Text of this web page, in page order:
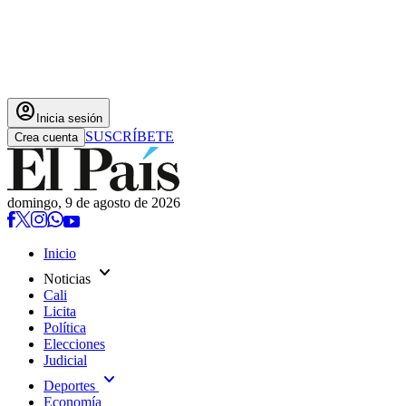
account_circle Inicia sesión
Crea cuenta SUSCRÍBETE
domingo, 9 de agosto de 2026
Inicio
Noticias expand_more
Cali
Licita
Política
Elecciones
Judicial
Deportes expand_more
Economía